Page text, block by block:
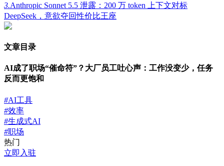
3.Anthropic Sonnet 5.5 泄露：200 万 token 上下文对标
DeepSeek，意欲夺回性价比王座
文章目录
AI成了职场“催命符”？大厂员工吐心声：工作没变少，任务
反而更饱和
#AI工具
#效率
#生成式AI
#职场
热门
立即入驻